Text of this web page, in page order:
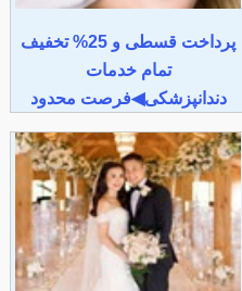
پرداخت قسطی و 25% تخفیف
تمام خدمات
دندانپزشکی◀فرصت محدود